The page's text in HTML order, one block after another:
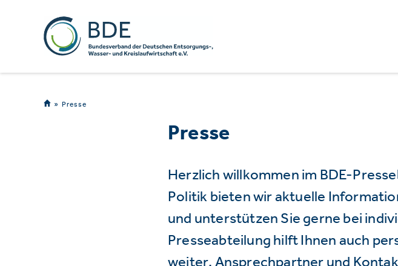
Presse
Presse
Herzlich willkommen im BDE-
Politik bieten wir aktuelle
und unterstützen Sie gerne bei
Presseabteilung hilft Ihnen auch
weiter. Ansprechpartner und